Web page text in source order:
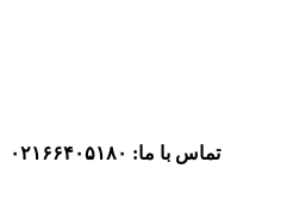
تماس با ما: ۰۲۱۶۶۴۰۵۱۸۰